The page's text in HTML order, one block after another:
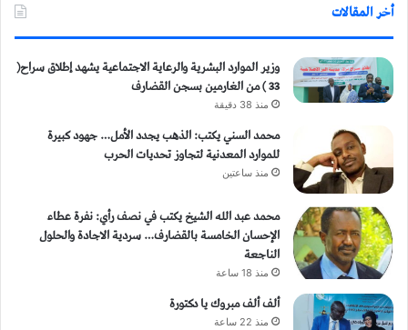
أخر المقالات
وزير الموارد البشرية والرعاية الاجتماعية يشهد إطلاق سراح(
33 ) من الغارمين بسجن القضارف
منذ 38 دقيقة
محمد السني يكتب: الذهب يجدد الأمل… جهود كبيرة
للموارد المعدنية لتجاوز تحديات الحرب
منذ ساعتين
محمد عبد الله الشيخ يكتب في نصف رأي: نفرة عطاء
الإحسان الخامسة بالقضارف… سردية الاجادة والحلول
الناجعة
منذ 18 ساعة
ألف ألف مبروك يا دكتورة
منذ 22 ساعة